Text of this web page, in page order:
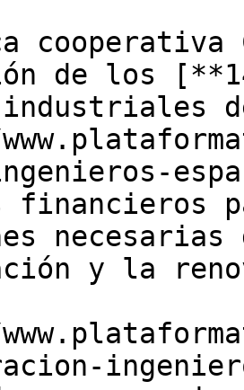
cooperativa
de los
y la